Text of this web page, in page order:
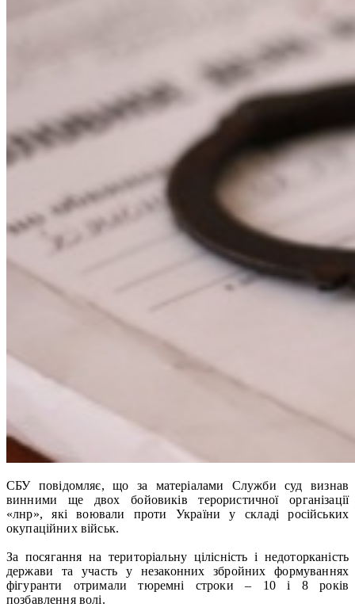
СБУ повідомляє, що за матеріалами Служби суд визнав
винними ще двох бойовиків терористичної організації
«лнр», які воювали проти України у складі російських
окупаційних військ.
За посягання на територіальну цілісність і недоторканість
держави та участь у незаконних збройних формуваннях
фігуранти отримали тюремні строки – 10 і 8 років
позбавлення волі.